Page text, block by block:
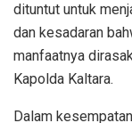
dituntut untuk
dan kesadaran
manfaatnya
Kapolda Kaltara.
Dalam